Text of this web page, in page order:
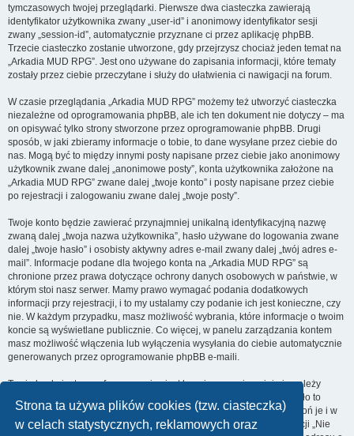
Strona ta używa plików cookies (tzw. ciasteczka)
w celach statystycznych, reklamowych oraz
tymczasowych twojej przeglądarki. Pierwsze dwa ciasteczka zawierają
identyfikator użytkownika zwany „user-id” i anonimowy identyfikator sesji
zwany „session-id”, automatycznie przyznane ci przez aplikację phpBB.
Trzecie ciasteczko zostanie utworzone, gdy przejrzysz chociaż jeden temat na
„Arkadia MUD RPG”. Jest ono używane do zapisania informacji, które tematy
zostały przez ciebie przeczytane i służy do ułatwienia ci nawigacji na forum.
W czasie przeglądania „Arkadia MUD RPG” możemy też utworzyć ciasteczka
niezależne od oprogramowania phpBB, ale ich ten dokument nie dotyczy – ma
on opisywać tylko strony stworzone przez oprogramowanie phpBB. Drugi
sposób, w jaki zbieramy informacje o tobie, to dane wysyłane przez ciebie do
nas. Mogą być to między innymi posty napisane przez ciebie jako anonimowy
użytkownik zwane dalej „anonimowe posty”, konta użytkownika założone na
„Arkadia MUD RPG” zwane dalej „twoje konto” i posty napisane przez ciebie
po rejestracji i zalogowaniu zwane dalej „twoje posty”.
Twoje konto będzie zawierać przynajmniej unikalną identyfikacyjną nazwę
zwaną dalej „twoja nazwa użytkownika”, hasło używane do logowania zwane
dalej „twoje hasło” i osobisty aktywny adres e-mail zwany dalej „twój adres e-
mail”. Informacje podane dla twojego konta na „Arkadia MUD RPG” są
chronione przez prawa dotyczące ochrony danych osobowych w państwie, w
którym stoi nasz serwer. Mamy prawo wymagać podania dodatkowych
informacji przy rejestracji, i to my ustalamy czy podanie ich jest konieczne, czy
nie. W każdym przypadku, masz możliwość wybrania, które informacje o twoim
koncie są wyświetlane publicznie. Co więcej, w panelu zarządzania kontem
masz możliwość włączenia lub wyłączenia wysyłania do ciebie automatycznie
generowanych przez oprogramowanie phpBB e-maili.
Twoje hasło jest zaszyfrowane, więc jest bezpieczne, niemniej nie należy
używać tego samego hasła na różnych witrynach internetowych. Hasło to
umożliwia dostęp do twojego konta na „Arkadia MUD RPG”, więc chroń je i w
żadnym wypadku nie podawajnikomu . Jeśli je zapomnisz, użyj funkcji „Nie